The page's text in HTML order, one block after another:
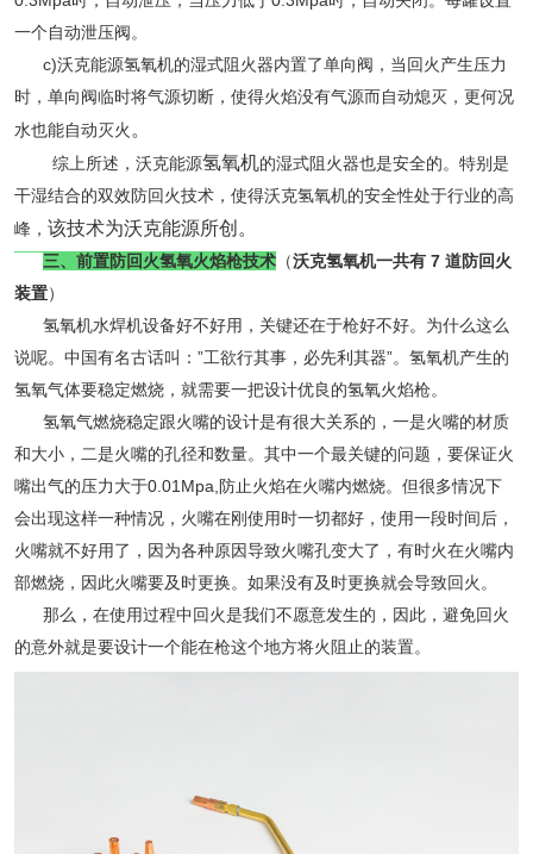
一个自动泄压阀。
c)沃克能源氢氧机的湿式阻火器内置了单向阀，当回火产生压力
时，单向阀临时将气源切断，使得火焰没有气源而自动熄灭，更何况
水也能自动灭火 。
综上所述，沃克能源氢氧机的湿式阻火器也是安全的。特别是
干湿结合的双效防回火技术，使得沃克氢氧机的安全性处于行业的高
峰，该技术为沃克能源所创。
三、前置防回火氢氧火焰枪技术 （沃克氢氧机一共有 7 道防回火
装置）
氢氧机水焊机设备好不好用，关键还在于枪好不好。为什么这么
说呢。中国有名古话叫：”工欲行其事，必先利其器”。氢氧机产生的
氢氧气体要稳定燃烧，就需要一把设计优良的氢氧火焰枪。
氢氧气燃烧稳定跟火嘴的设计是有很大关系的，一是火嘴的材质
和大小，二是火嘴的孔径和数量。其中一个最关键的问题，要保证火
嘴出气的压力大于0.01Mpa,防止火焰在火嘴内燃烧。但很多情况下
会出现这样一种情况，火嘴在刚使用时一切都好，使用一段时间后，
火嘴就不好用了，因为各种原因导致火嘴孔变大了，有时火在火嘴内
部燃烧，因此火嘴要及时更换。如果没有及时更换就会导致回火。
那么，在使用过程中回火是我们不愿意发生的，因此，避免回火
的意外就是要设计一个能在枪这个地方将火阻止的装置。